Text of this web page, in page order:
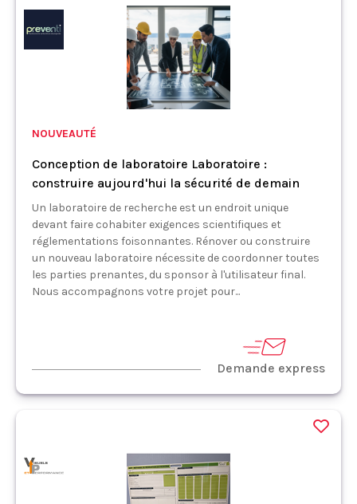
NOUVEAUTÉ
Conception de laboratoire Laboratoire :
construire aujourd'hui la sécurité de demain
Un laboratoire de recherche est un endroit unique
devant faire cohabiter exigences scientifiques et
réglementations foisonnantes. Rénover ou construire
un nouveau laboratoire nécessite de coordonner toutes
les parties prenantes, du sponsor à l'utilisateur final.
Nous accompagnons votre projet pour...
Demande express